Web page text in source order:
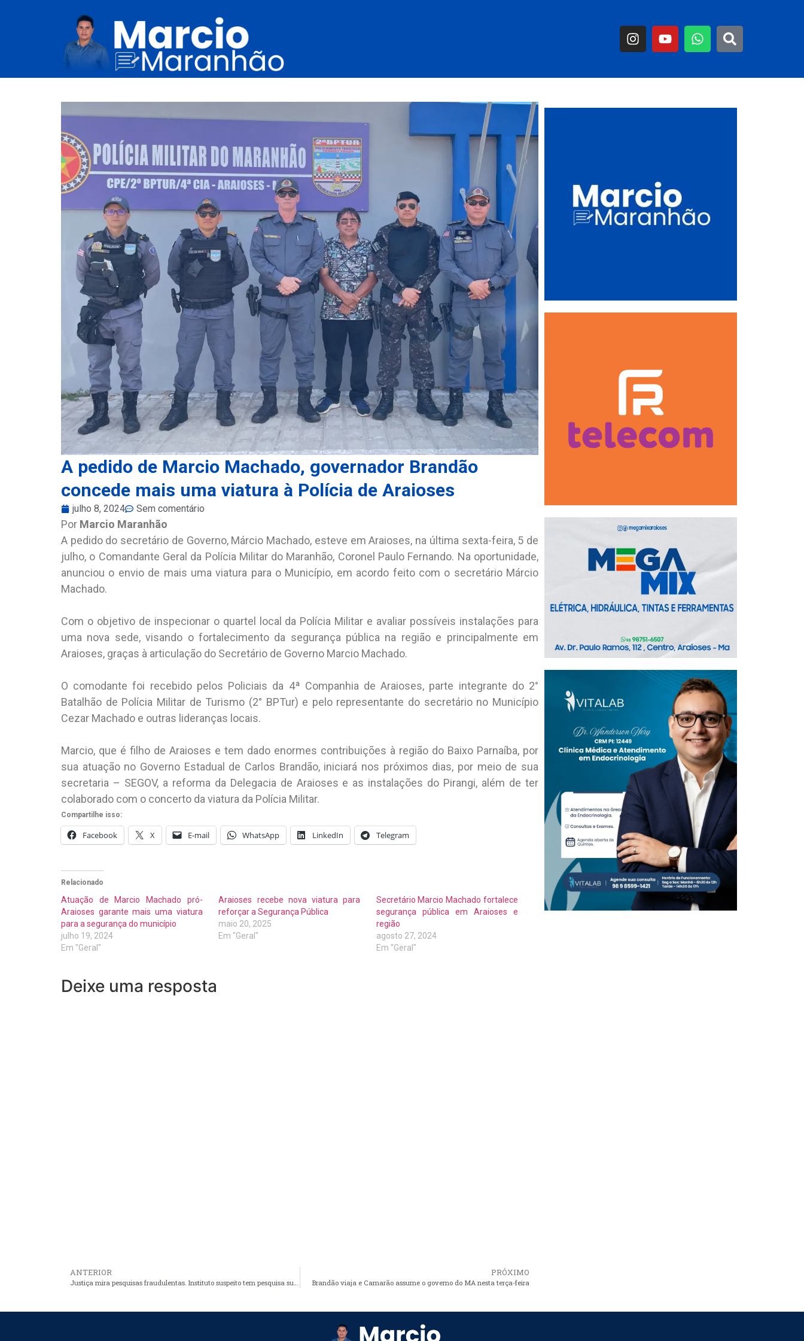
A pedido de Marcio Machado, governador Brandão
concede mais uma viatura à Polícia de Araioses
julho 8, 2024 Sem comentário
Por Marcio Maranhão
A pedido do secretário de Governo, Márcio Machado, esteve em Araioses, na última sexta-feira, 5 de
julho, o Comandante Geral da Polícia Militar do Maranhão, Coronel Paulo Fernando. Na oportunidade,
anunciou o envio de mais uma viatura para o Município, em acordo feito com o secretário Márcio
Machado.
Com o objetivo de inspecionar o quartel local da Polícia Militar e avaliar possíveis instalações para
uma nova sede, visando o fortalecimento da segurança pública na região e principalmente em
Araioses, graças à articulação do Secretário de Governo Marcio Machado.
O comodante foi recebido pelos Policiais da 4ª Companhia de Araioses, parte integrante do 2°
Batalhão de Polícia Militar de Turismo (2° BPTur) e pelo representante do secretário no Município
Cezar Machado e outras lideranças locais.
Marcio, que é filho de Araioses e tem dado enormes contribuições à região do Baixo Parnaíba, por
sua atuação no Governo Estadual de Carlos Brandão, iniciará nos próximos dias, por meio de sua
secretaria – SEGOV, a reforma da Delegacia de Araioses e as instalações do Pirangi, além de ter
colaborado com o concerto da viatura da Polícia Militar.
Compartilhe isso:
Facebook X E-mail WhatsApp LinkedIn Telegram
Relacionado
Atuação de Marcio Machado pró-
Araioses garante mais uma viatura
para a segurança do município
julho 19, 2024
Em "Geral"
Araioses recebe nova viatura para
reforçar a Segurança Pública
maio 20, 2025
Em "Geral"
Secretário Marcio Machado fortalece
segurança pública em Araioses e
região
agosto 27, 2024
Em "Geral"
Deixe uma resposta
ANTERIOR
Justiça mira pesquisas fraudulentas. Instituto suspeito tem pesquisa suspensa em Magalhães de Almeida e a próxima cidade será Araioses
PRÓXIMO
Brandão viaja e Camarão assume o governo do MA nesta terça-feira